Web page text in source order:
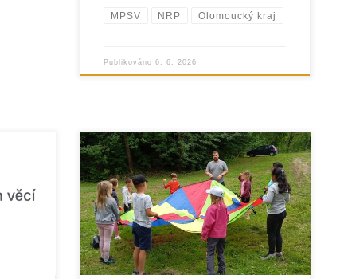
MPSV NRP Olomoucký kraj
Publikováno6. 6. 2026
Dejte dětem šanci zažít léto, které si
jejich rodiny nemohou dovolit.
Pomozte dětem zažít léto plné
radosti, přátelství a nových zážitků.